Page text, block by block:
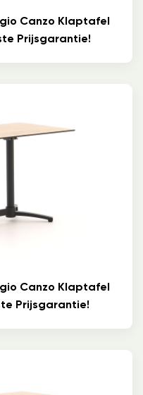
Canzo Klaptafel
Prijsgarantie!
Canzo Klaptafel
Prijsgarantie!